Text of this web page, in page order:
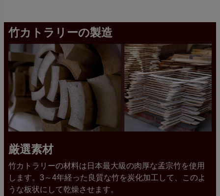
竹カトラリーの製造
厳選素材
竹カトラリーの材料は日本最大級の肉厚な孟宗竹を使用
します。3～4年経った良質な竹を炭化加工して、このよ
うな板状にして乾燥させます。